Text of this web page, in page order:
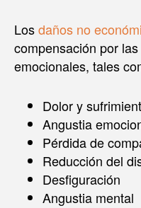
Losdaños no
compensación por
emocionales, tales
Dolor y
Angustia
Pérdida de
Reducción del
Desfiguración
Angustia mental